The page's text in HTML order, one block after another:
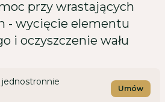
przy wrastających
- wycięcie elementu
i oczyszczenie wału
jednostronnie
Umów